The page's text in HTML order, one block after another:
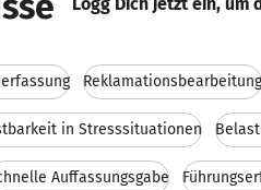
Logg Dich jetzt ein, um
Reklamationsbearbeitung
in Stresssituationen
Auffassungsgabe